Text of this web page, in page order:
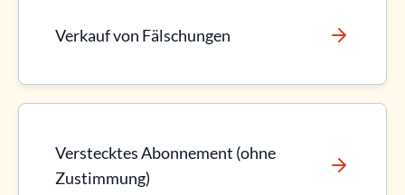
Verkauf von Fälschungen
Verstecktes Abonnement (ohne
Zustimmung)